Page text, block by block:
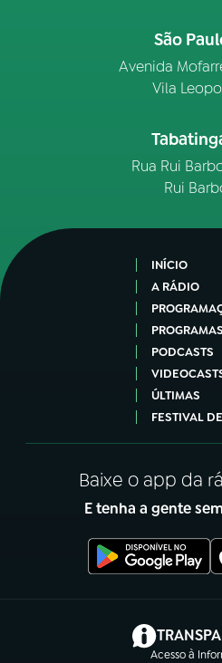
São
Avenida
Vila
Rua Rui
Rui
INÍCIO
A RÁDIO
PROGRAMAS
PODCASTS
ÚLTIMAS
FESTIVAL
Baixe o app da
E tenha a gente
Acesso à